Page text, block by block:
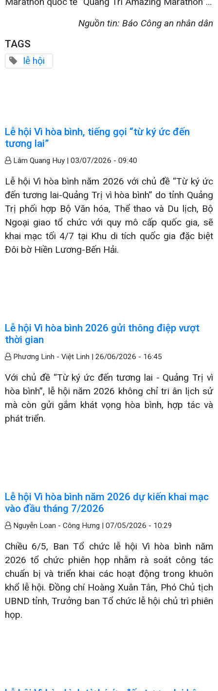
Nguồn tin: Báo Công an nhân dân
TAGS
lễ hội
Lễ hội Vì hòa bình, tiếng gọi “từ ký ức đến
tương lai”
Lâm Quang Huy | 03/07/2026 - 09:40
Lễ hội Vì hòa bình năm 2026 với chủ đề “Từ ký ức
đến tương lai-Quảng Trị vì hòa bình” do tỉnh Quảng
Trị phối hợp Bộ Văn hóa, Thể thao và Du lịch, Bộ
Ngoại giao tổ chức với quy mô cấp quốc gia, sẽ
khai mạc tối 4/7 tại Khu di tích quốc gia đặc biệt
Đôi bờ Hiền Lương-Bến Hải.
Lễ hội Vì hòa bình 2026 gửi thông điệp vượt
thời gian
Phương Linh - Việt Linh | 26/06/2026 - 16:45
Với chủ đề “Từ ký ức đến tương lai - Quảng Trị vì
hòa bình”, lễ hội năm 2026 không chỉ tri ân lịch sử
mà còn gửi gắm khát vọng hòa bình, hợp tác và
phát triển.
Lễ hội Vì hòa bình năm 2026 dự kiến khai mạc
vào đầu tháng 7/2026
Nguyễn Loan - Công Hưng | 07/05/2026 - 10:29
Chiều 6/5, Ban Tổ chức lễ hội Vì hòa bình năm
2026 tổ chức phiên họp nhằm rà soát công tác
chuẩn bị và triển khai các hoạt động trong khuôn
khổ lễ hội. Đồng chí Hoàng Xuân Tân, Phó Chủ tịch
UBND tỉnh, Trưởng ban Tổ chức lễ hội chủ trì phiên
họp.